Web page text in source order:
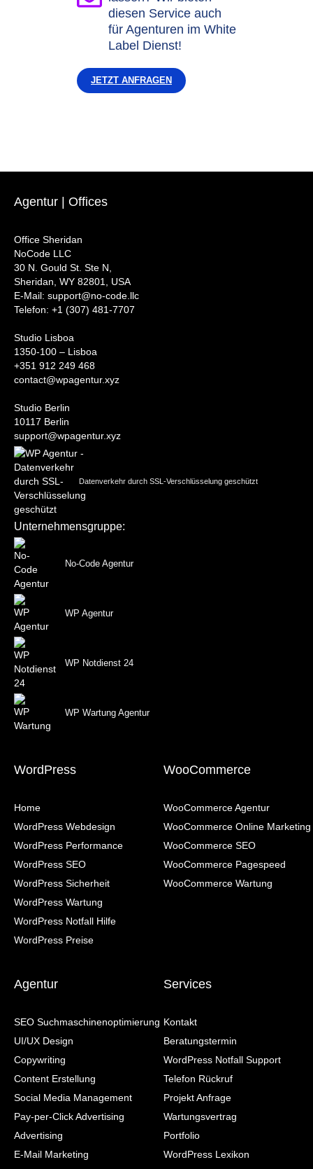
diesen Service auch
für Agenturen im White
Label Dienst!
JETZT ANFRAGEN
Agentur | Offices
Office Sheridan
NoCode LLC
30 N. Gould St. Ste N,
Sheridan, WY 82801, USA
‍E-Mail: support@no-code.llc
Telefon: +1 (307) 481-7707
Studio Lisboa
1350-100 – Lisboa
+351 912 249 468
contact@wpagentur.xyz
Studio Berlin
10117 Berlin
support@wpagentur.xyz
Datenverkehr durch SSL-Verschlüsselung geschützt
Unternehmensgruppe:
No-Code Agentur
WP Agentur
WP Notdienst 24
WP Wartung Agentur
WordPress
Home
WordPress Webdesign
WordPress Performance
WordPress SEO
WordPress Sicherheit
WordPress Wartung
WordPress Notfall Hilfe
WordPress Preise
WooCommerce
WooCommerce Agentur
WooCommerce Online Marketing
WooCommerce SEO
WooCommerce Pagespeed
WooCommerce Wartung
Agentur
SEO Suchmaschinenoptimierung
UI/UX Design
Copywriting
Content Erstellung
Social Media Management
Pay-per-Click Advertising
Advertising
E-Mail Marketing
Services
Kontakt
Beratungstermin
WordPress Notfall Support
Telefon Rückruf
Projekt Anfrage
Wartungsvertrag
Portfolio
WordPress Lexikon